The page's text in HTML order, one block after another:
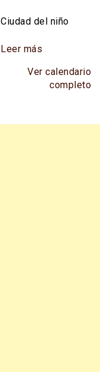
Ciudad del niño
Leer más
Ver calendario
completo